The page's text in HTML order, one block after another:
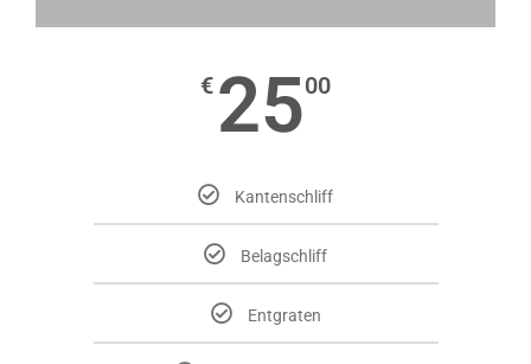
€ 2500
Kantenschliff
Belagschliff
Entgraten